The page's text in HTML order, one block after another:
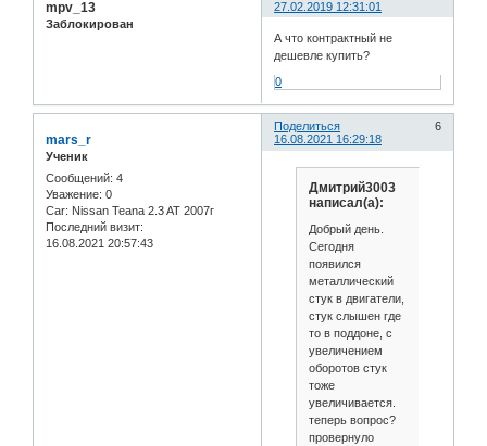
27.02.2019 12:31:01
mpv_13
Заблокирован
А что контрактный не
дешевле купить?
0
Поделиться
6
16.08.2021 16:29:18
mars_r
Ученик
Сообщений: 4
Уважение: 0
Car: Nissan Teana 2.3 AT 2007г
Последний визит:
16.08.2021 20:57:43
Дмитрий3003
написал(а):
Добрый день.
Сегодня
появился
металлический
стук в двигатели,
стук слышен где
то в поддоне, с
увеличением
оборотов стук
тоже
увеличивается.
теперь вопрос?
провернуло